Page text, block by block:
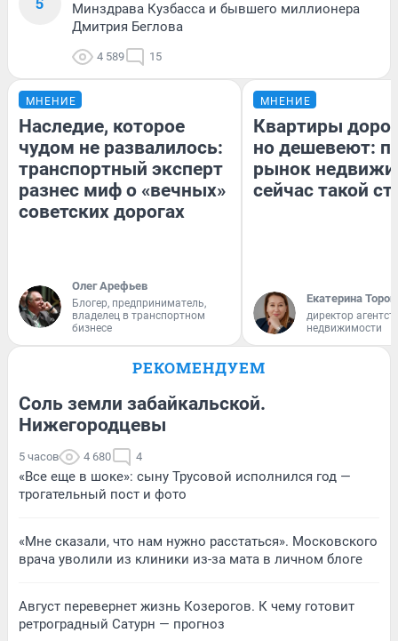
Минздрава Кузбасса и бывшего миллионера
Дмитрия Беглова
4 589 15
МНЕНИЕ
Наследие, которое
чудом не развалилось:
транспортный эксперт
разнес миф о «вечных»
советских дорогах
Олег Арефьев
Блогер, предприниматель,
владелец в транспортном
бизнесе
МНЕНИЕ
Квартиры
но дешевеют:
рынок
сейчас такой
Екатерина
директор
недвижимости
РЕКОМЕНДУЕМ
Соль земли забайкальской.
Нижегородцевы
5 часов 4 680 4
«Все еще в шоке»: сыну Трусовой исполнился год —
трогательный пост и фото
«Мне сказали, что нам нужно расстаться». Московского
врача уволили из клиники из-за мата в личном блоге
Август перевернет жизнь Козерогов. К чему готовит
ретроградный Сатурн — прогноз